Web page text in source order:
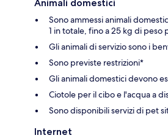
Animali domestici
Sono ammessi animali
1 in totale, fino a 25 kg di peso
Gli animali di servizio sono i
Sono previste restrizioni*
Gli animali domestici devono
Ciotole per il cibo e l'acqua a
Sono disponibili servizi di pet
Internet